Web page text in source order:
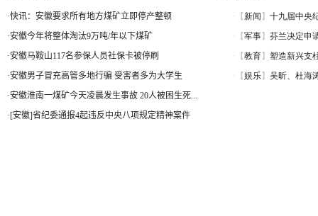
·快讯：安徽要求所有地方煤矿立即停产整顿
·安徽今年将整体淘汰9万吨/年以下煤矿
·安徽马鞍山117名参保人员社保卡被停刷
·安徽男子冒充高管多地行骗 受害者多为大学生
·安徽淮南一煤矿今天凌晨发生事故 20人被困生死...
·[安徽]省纪委通报4起违反中央八项规定精神案件